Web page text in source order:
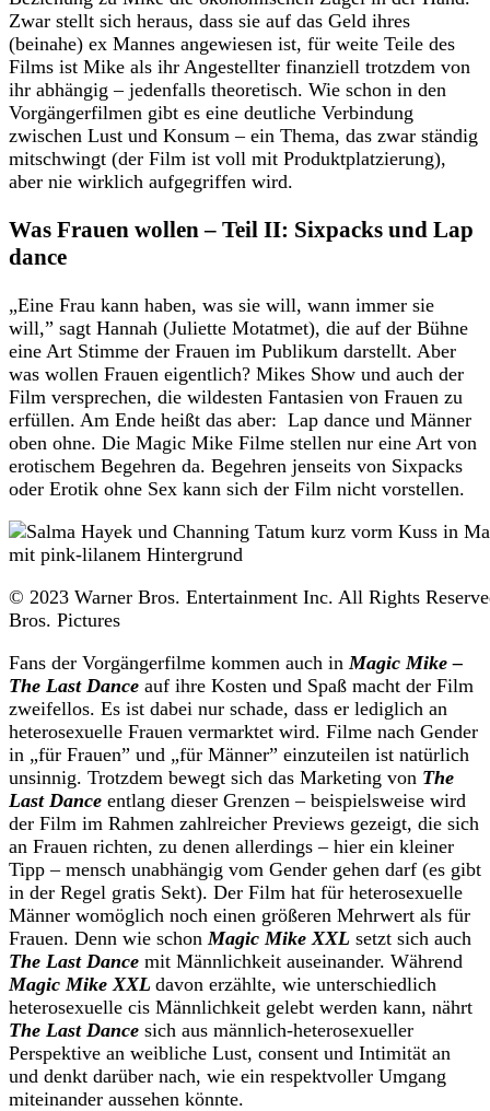
Zwar stellt sich heraus, dass sie auf das Geld ihres
(beinahe) ex Mannes angewiesen ist, für weite Teile des
Films ist Mike als ihr Angestellter finanziell trotzdem von
ihr abhängig – jedenfalls theoretisch. Wie schon in den
Vorgängerfilmen gibt es eine deutliche Verbindung
zwischen Lust und Konsum – ein Thema, das zwar ständig
mitschwingt (der Film ist voll mit Produktplatzierung),
aber nie wirklich aufgegriffen wird.
Was Frauen wollen – Teil II: Sixpacks und Lap
dance
„Eine Frau kann haben, was sie will, wann immer sie
will,” sagt Hannah (Juliette Motatmet), die auf der Bühne
eine Art Stimme der Frauen im Publikum darstellt. Aber
was wollen Frauen eigentlich? Mikes Show und auch der
Film versprechen, die wildesten Fantasien von Frauen zu
erfüllen. Am Ende heißt das aber: Lap dance und Männer
oben ohne. Die Magic Mike Filme stellen nur eine Art von
erotischem Begehren da. Begehren jenseits von Sixpacks
oder Erotik ohne Sex kann sich der Film nicht vorstellen.
© 2023 Warner Bros. Entertainment Inc. All Rights
Bros. Pictures
Fans der Vorgängerfilme kommen auch in Magic Mike –
The Last Dance auf ihre Kosten und Spaß macht der Film
zweifellos. Es ist dabei nur schade, dass er lediglich an
heterosexuelle Frauen vermarktet wird. Filme nach Gender
in „für Frauen” und „für Männer” einzuteilen ist natürlich
unsinnig. Trotzdem bewegt sich das Marketing von The
Last Dance entlang dieser Grenzen – beispielsweise wird
der Film im Rahmen zahlreicher Previews gezeigt, die sich
an Frauen richten, zu denen allerdings – hier ein kleiner
Tipp – mensch unabhängig vom Gender gehen darf (es gibt
in der Regel gratis Sekt). Der Film hat für heterosexuelle
Männer womöglich noch einen größeren Mehrwert als für
Frauen. Denn wie schon Magic Mike XXL setzt sich auch
The Last Dance mit Männlichkeit auseinander. Während
Magic Mike XXL davon erzählte, wie unterschiedlich
heterosexuelle cis Männlichkeit gelebt werden kann, nährt
The Last Dance sich aus männlich-heterosexueller
Perspektive an weibliche Lust, consent und Intimität an
und denkt darüber nach, wie ein respektvoller Umgang
miteinander aussehen könnte.